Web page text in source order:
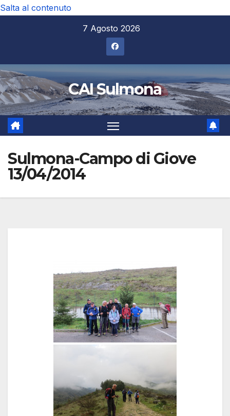
Salta al contenuto
7 Agosto 2026
CAI Sulmona
Sulmona-Campo di Giove
13/04/2014